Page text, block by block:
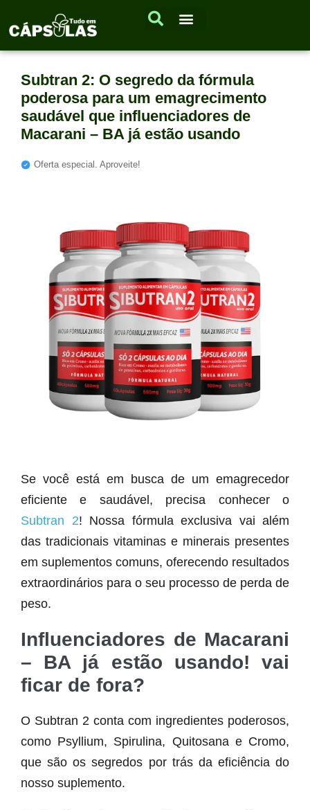
Subtran 2: O segredo da fórmula
poderosa para um emagrecimento
saudável que influenciadores de
Macarani – BA já estão usando
Oferta especial. Aproveite!
Se você está em busca de um emagrecedor
eficiente e saudável, precisa conhecer o
Subtran 2! Nossa fórmula exclusiva vai além
das tradicionais vitaminas e minerais presentes
em suplementos comuns, oferecendo resultados
extraordinários para o seu processo de perda de
peso.
Influenciadores de Macarani
– BA já estão usando! vai
ficar de fora?
O Subtran 2 conta com ingredientes poderosos,
como Psyllium, Spirulina, Quitosana e Cromo,
que são os segredos por trás da eficiência do
nosso suplemento.